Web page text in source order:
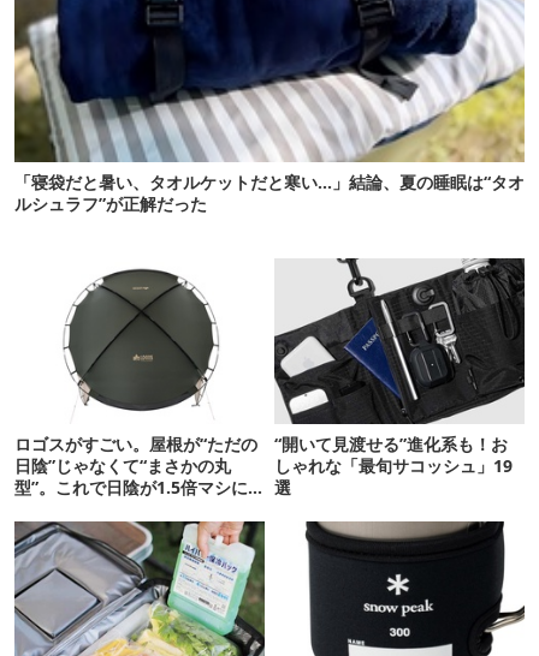
「寝袋だと暑い、タオルケットだと寒い…」結論、夏の睡眠は“タオ
ルシュラフ”が正解だった
ロゴスがすごい。屋根が“ただの
日陰”じゃなくて“まさかの丸
型”。これで日陰が1.5倍マシに
“開いて見渡せる”進化系も！お
しゃれな「最旬サコッシュ」19
選